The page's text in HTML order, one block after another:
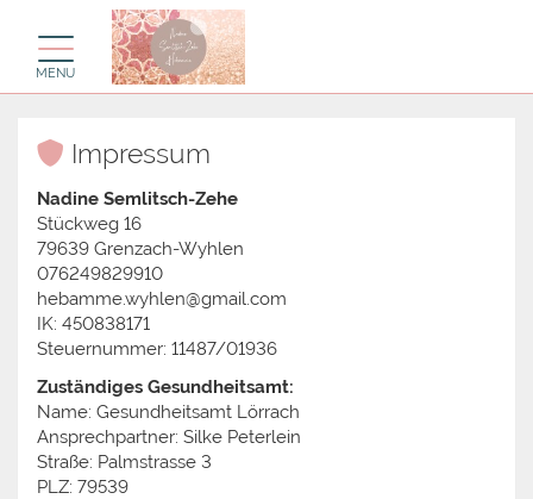
Toggle navigation
MENU
Impressum
Nadine Semlitsch-Zehe
Stückweg 16
79639 Grenzach-Wyhlen
076249829910
hebamme.wyhlen@gmail.com
IK: 450838171
Steuernummer: 11487/01936
Zuständiges Gesundheitsamt:
Name: Gesundheitsamt Lörrach
Ansprechpartner: Silke Peterlein
Straße: Palmstrasse 3
PLZ: 79539